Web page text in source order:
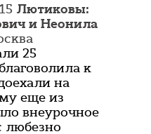
Лютиковы:
и Неонила
25
к
на
еще из
внеурочное
любезно